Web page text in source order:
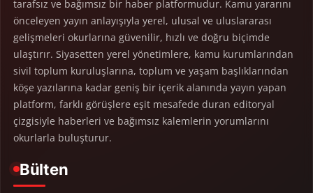
tarafsız ve bağımsız bir haber platformudur. Kamu yararını
önceleyen yayın anlayışıyla yerel, ulusal ve uluslararası
gelişmeleri okurlarına güvenilir, hızlı ve doğru biçimde
ulaştırır. Siyasetten yerel yönetimlere, kamu kurumlarından
sivil toplum kuruluşlarına, toplum ve yaşam başlıklarından
köşe yazılarına kadar geniş bir içerik alanında yayın yapan
platform, farklı görüşlere eşit mesafede duran editoryal
çizgisiyle haberleri ve bağımsız kalemlerin yorumlarını
okurlarla buluşturur.
Bülten